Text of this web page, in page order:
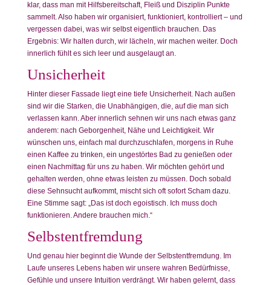
klar, dass man mit Hilfsbereitschaft, Fleiß und Disziplin Punkte
sammelt. Also haben wir organisiert, funktioniert, kontrolliert – und
vergessen dabei, was wir selbst eigentlich brauchen. Das
Ergebnis: Wir halten durch, wir lächeln, wir machen weiter. Doch
innerlich fühlt es sich leer und ausgelaugt an.
Unsicherheit
Hinter dieser Fassade liegt eine tiefe Unsicherheit. Nach außen
sind wir die Starken, die Unabhängigen, die, auf die man sich
verlassen kann. Aber innerlich sehnen wir uns nach etwas ganz
anderem: nach Geborgenheit, Nähe und Leichtigkeit. Wir
wünschen uns, einfach mal durchzuschlafen, morgens in Ruhe
einen Kaffee zu trinken, ein ungestörtes Bad zu genießen oder
einen Nachmittag für uns zu haben. Wir möchten gehört und
gehalten werden, ohne etwas leisten zu müssen. Doch sobald
diese Sehnsucht aufkommt, mischt sich oft sofort Scham dazu.
Eine Stimme sagt: „Das ist doch egoistisch. Ich muss doch
funktionieren. Andere brauchen mich.“
Selbstentfremdung
Und genau hier beginnt die Wunde der Selbstentfremdung. Im
Laufe unseres Lebens haben wir unsere wahren Bedürfnisse,
Gefühle und unsere Intuition verdrängt. Wir haben gelernt, dass